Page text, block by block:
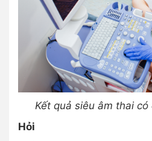
Kết quả siêu âm thai
Hỏi